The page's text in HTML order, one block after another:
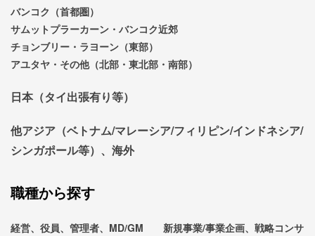
バンコク（首都圏）
サムットプラーカーン・バンコク近郊
チョンブリー・ラヨーン（東部）
アユタヤ・その他（北部・東北部・南部）
日本（タイ出張有り等）
他アジア（ベトナム/マレーシア/フィリピン/インドネシア/
シンガポール等）、海外
職種から探す
経営、役員、管理者、MD/GM
新規事業/事業企画、戦略コンサ